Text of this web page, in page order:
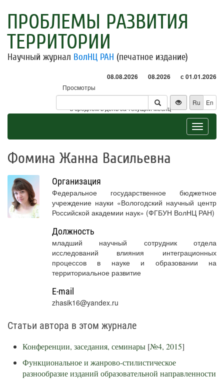
ПРОБЛЕМЫ РАЗВИТИЯ
ТЕРРИТОРИИ
Научный журнал ВолНЦ РАН (печатное издание)
08.08.2026 08.2026 с 01.01.2026
Просмотры
Посетители
* - в среднем в день за текущий месяц
Ru En
Toggle
Фомина Жанна Васильевна
Организация
Федеральное государственное бюджетное
учреждение науки «Вологодский научный центр
Российской академии наук» (ФГБУН ВолНЦ РАН)
Должность
младший научный сотрудник отдела
исследований влияния интеграционных
процессов в науке и образовании на
территориальное развитие
E-mail
zhasik16@yandex.ru
Статьи автора в этом журнале
Конференции, заседания, семинары [№4, 2015]
Функциональное и жанрово-стилистическое
разнообразие изданий образовательной направленности